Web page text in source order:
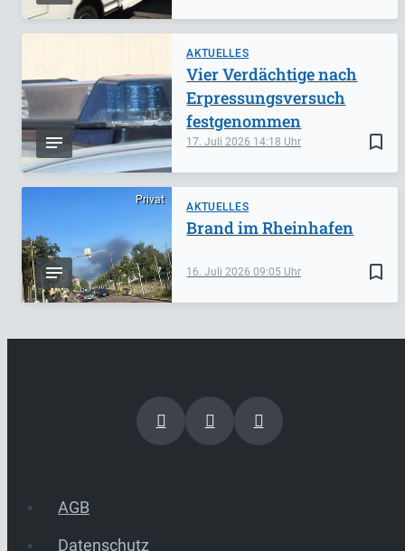
AKTUELLES
bookmark_border
17. Juli 2026 14:18
Vier Verdächtige nach
Erpressungsversuch
festgenommen
Privat
AKTUELLES
bookmark_border
16. Juli 202609:05
Brand im Rheinhafen
AGB
Datenschutz